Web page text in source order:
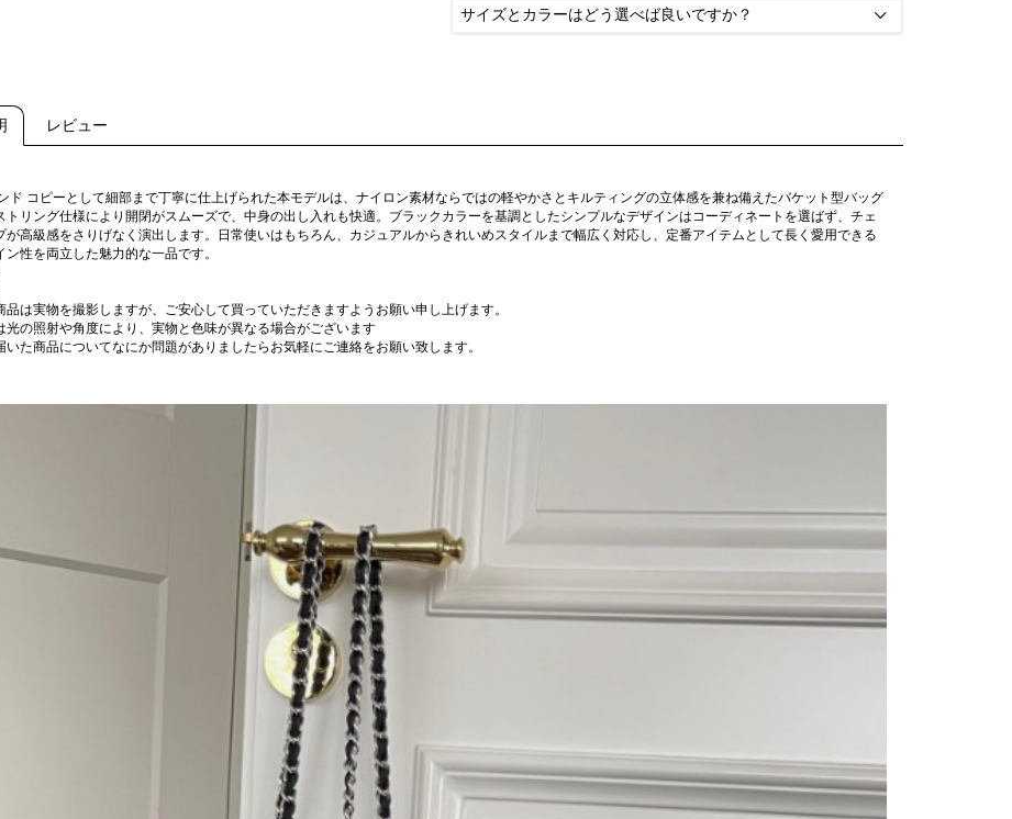
サイズとカラーはどう選べば良いですか？ 
レビュー
ド コピーとして細部まで丁寧に仕上げられた本モデルは、ナイロン素材ならではの軽やかさとキルティングの立体感を兼ね備えたバケット型バッグ
トリング仕様により開閉がスムーズで、中身の出し入れも快適。ブラックカラーを基調としたシンプルなデザインはコーディネートを選ばず、チェ
が高級感をさりげなく演出します。日常使いはもちろん、カジュアルからきれいめスタイルまで幅広く対応し、定番アイテムとして長く愛用できる
ン性を両立した魅力的な一品です。
品は実物を撮影しますが、ご安心して買っていただきますようお願い申し上げます。
の照射や角度により、実物と色味が異なる場合がございます
いた商品についてなにか問題がありましたらお気軽にご連絡をお願い致します。